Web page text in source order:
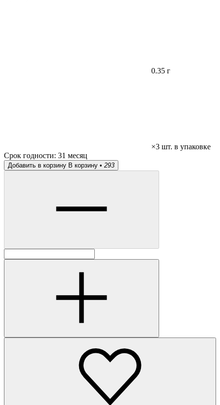
0.35 г
×3 шт. в упаковке
Срок годности: 31 месяц
Добавить в корзину В корзину • 293